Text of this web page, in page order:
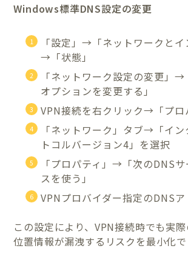
Windows標準DNS設定の変更
「設定」→「ネットワークとイ
→「状態」
「ネットワーク設定の変更」
オプションを変更する」
VPN接続を右クリック→「プロ
「ネットワーク」タブ→「イ
トコルバージョン4」を選択
「プロパティ」→「次のDNS
スを使う」
VPNプロバイダー指定のDNS
この設定により、VPN接続時でも実
位置情報が漏洩するリスクを最小化で